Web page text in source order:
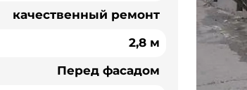
качественный ремонт
2,8 м
Перед фасадом